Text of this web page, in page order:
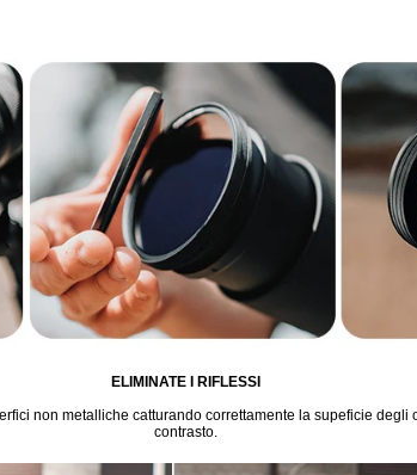
ELIMINATE I RIFLESSI
non metalliche catturando correttamente la supeficie degli
contrasto.